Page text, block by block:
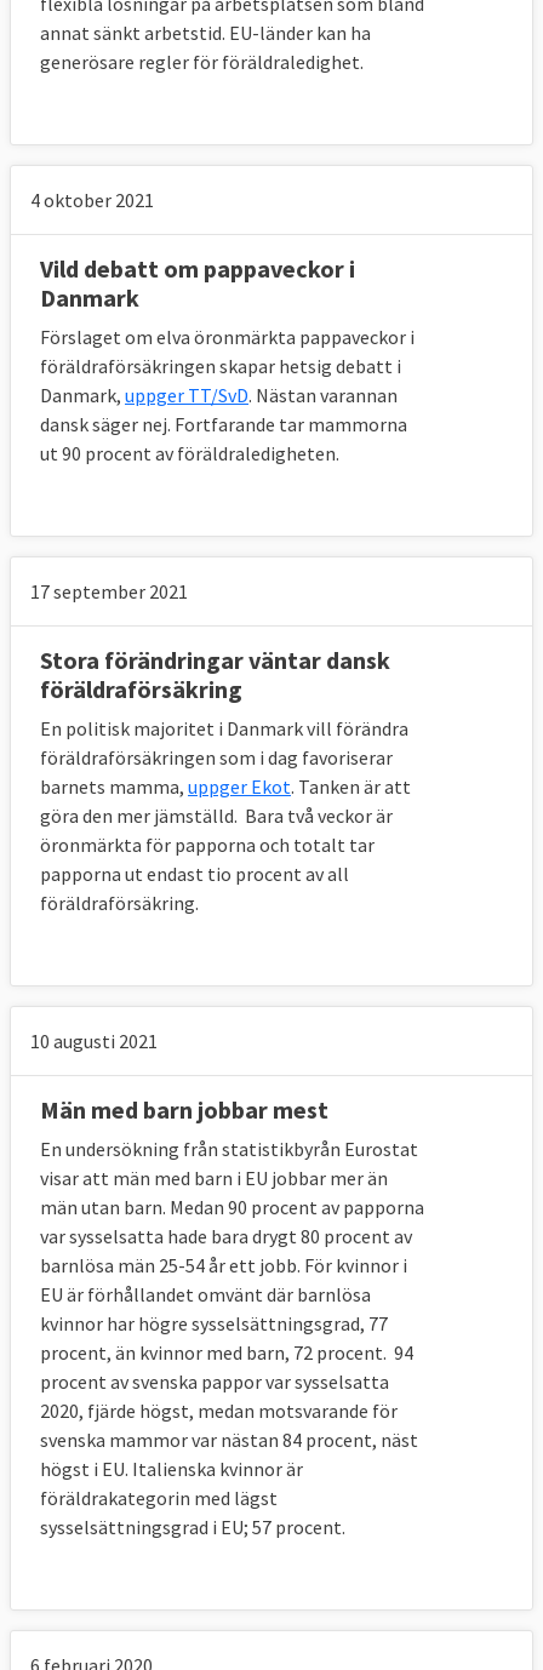
annat sänkt arbetstid. EU-länder kan ha
generösare regler för föräldraledighet.
4 oktober 2021
Vild debatt om pappaveckor i
Danmark
Förslaget om elva öronmärkta pappaveckor i
föräldraförsäkringen skapar hetsig debatt i
Danmark, uppger TT/SvD. Nästan varannan
dansk säger nej. Fortfarande tar mammorna
ut 90 procent av föräldraledigheten.
17 september 2021
Stora förändringar väntar dansk
föräldraförsäkring
En politisk majoritet i Danmark vill förändra
föräldraförsäkringen som i dag favoriserar
barnets mamma, uppger Ekot. Tanken är att
göra den mer jämställd. Bara två veckor är
öronmärkta för papporna och totalt tar
papporna ut endast tio procent av all
föräldraförsäkring.
10 augusti 2021
Män med barn jobbar mest
En undersökning från statistikbyrån Eurostat
visar att män med barn i EU jobbar mer än
män utan barn. Medan 90 procent av papporna
var sysselsatta hade bara drygt 80 procent av
barnlösa män 25-54 år ett jobb. För kvinnor i
EU är förhållandet omvänt där barnlösa
kvinnor har högre sysselsättningsgrad, 77
procent, än kvinnor med barn, 72 procent. 94
procent av svenska pappor var sysselsatta
2020, fjärde högst, medan motsvarande för
svenska mammor var nästan 84 procent, näst
högst i EU. Italienska kvinnor är
föräldrakategorin med lägst
sysselsättningsgrad i EU; 57 procent.
6 februari 2020